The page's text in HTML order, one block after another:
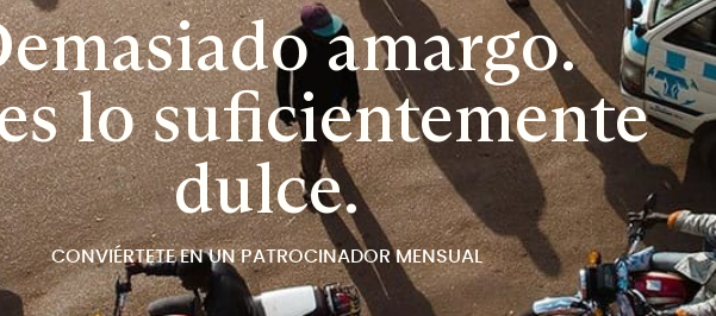
amargo.
lo suficientemente
dulce.
CONVIÉRTETE EN UN PATROCINADOR MENSUAL